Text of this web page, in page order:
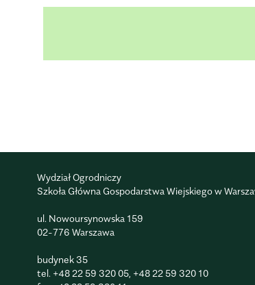
Wydział Ogrodniczy
Szkoła Główna Gospodarstwa Wiejskiego w
ul. Nowoursynowska 159
02-776 Warszawa
budynek 35
tel. +48 22 59 320 05, +48 22 59 320 10